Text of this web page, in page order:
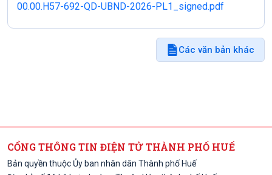
00.00.H57-692-QD-UBND-2026-PL1_signed.pdf
Các văn bản khác
CỔNG THÔNG TIN ĐIỆN TỬ THÀNH PHỐ HUẾ
Bản quyền thuộc Ủy ban nhân dân Thành phố Huế